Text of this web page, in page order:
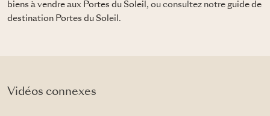
biens à vendre aux Portes du Soleil , ou consultez notre guide de
destination Portes du Soleil .
Vidéos connexes